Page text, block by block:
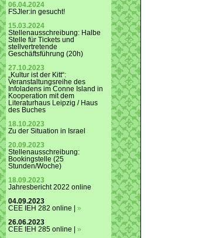
06.04.2024
FSJler:in gesucht!
15.03.2024
Stellenausschreibung: Halbe
Stelle für Tickets und
stellvertretende
Geschäftsführung (20h)
27.10.2023
„Kultur ist der Kitt“:
Veranstaltungsreihe des
Infoladens im Conne Island in
Kooperation mit dem
Literaturhaus Leipzig / Haus
des Buches
18.10.2023
Zu der Situation in Israel
20.09.2023
Stellenausschreibung:
Bookingstelle (25
Stunden/Woche)
18.09.2023
Jahresbericht 2022 online
04.09.2023
CEE IEH 282 online | »
26.06.2023
CEE IEH 285 online | »